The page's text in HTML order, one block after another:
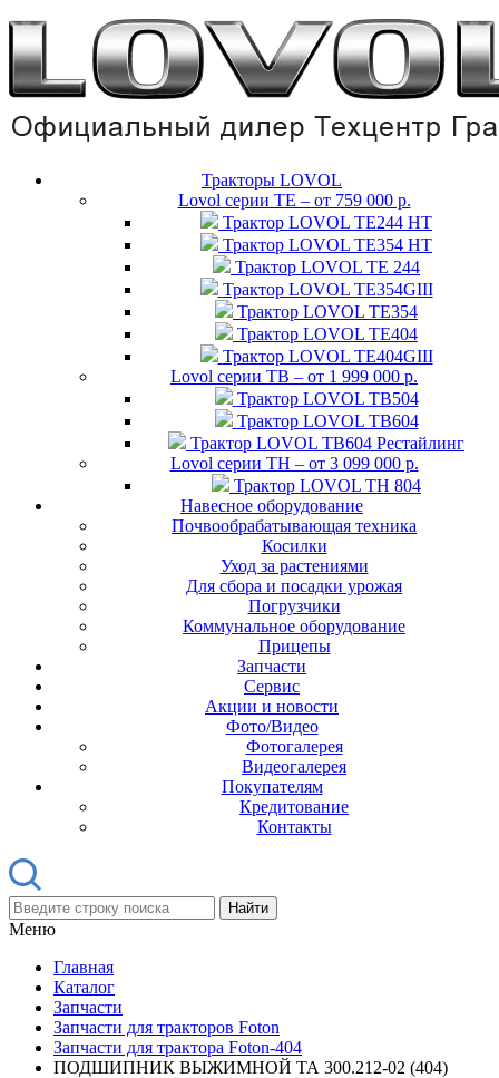
Тракторы LOVOL
Lovol серии TE – от 759 000 р.
Трактор LOVOL TE244 HT
Трактор LOVOL TE354 НТ
Трактор LOVOL TЕ 244
Трактор LOVOL TE354GIII
Трактор LOVOL TE354
Трактор LOVOL TE404
Трактор LOVOL TE404GIII
Lovol серии TB – от 1 999 000 р.
Трактор LOVOL TB504
Трактор LOVOL TB604
Трактор LOVOL TB604 Рестайлинг
Lovol серии TH – от 3 099 000 р.
Трактор LOVOL TH 804
Навесное оборудование
Почвообрабатывающая техника
Косилки
Уход за растениями
Для сбора и посадки урожая
Погрузчики
Коммунальное оборудование
Прицепы
Запчасти
Сервис
Акции и новости
Фото/Видео
Фотогалерея
Видеогалерея
Покупателям
Кредитование
Контакты
Найти
Меню
Главная
Каталог
Запчасти
Запчасти для тракторов Foton
Запчасти для трактора Foton-404
ПОДШИПНИК ВЫЖИМНОЙ ТА 300.212-02 (404)